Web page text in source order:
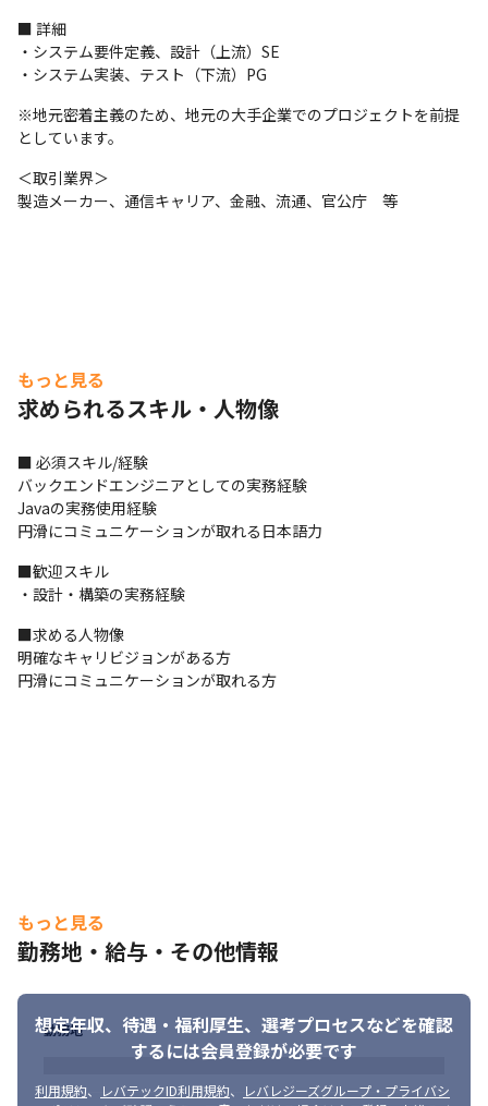
■ 詳細
・システム要件定義、設計（上流）SE
・システム実装、テスト（下流）PG
※地元密着主義のため、地元の大手企業でのプロジェクトを前提
としています。
＜取引業界＞
製造メーカー、通信キャリア、金融、流通、官公庁　等
もっと見る
求められるスキル・人物像
■ 必須スキル/経験
バックエンドエンジニアとしての実務経験
Javaの実務使用経験
円滑にコミュニケーションが取れる日本語力
■歓迎スキル
・設計・構築の実務経験
■求める人物像
明確なキャリビジョンがある方
円滑にコミュニケーションが取れる方
もっと見る
勤務地・給与・その他情報
想定年収、待遇・福利厚生、 選考プロセスなどを確認
するには会員登録が必要です
利用規約、 レバテックID利用規約、
レバレジーズグループ・プライバシ
勤務地